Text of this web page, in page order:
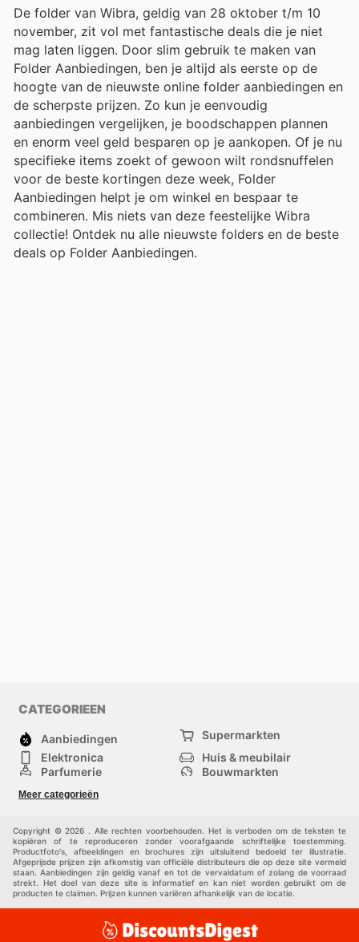
De folder van Wibra, geldig van 28 oktober t/m 10
november, zit vol met fantastische deals die je niet
mag laten liggen. Door slim gebruik te maken van
Folder Aanbiedingen, ben je altijd als eerste op de
hoogte van de nieuwste online folder aanbiedingen en
de scherpste prijzen. Zo kun je eenvoudig
aanbiedingen vergelijken, je boodschappen plannen
en enorm veel geld besparen op je aankopen. Of je nu
specifieke items zoekt of gewoon wilt rondsnuffelen
voor de beste kortingen deze week, Folder
Aanbiedingen helpt je om winkel en bespaar te
combineren. Mis niets van deze feestelijke Wibra
collectie! Ontdek nu alle nieuwste folders en de beste
deals op Folder Aanbiedingen.
CATEGORIEEN
Aanbiedingen
Supermarkten
Elektronica
Huis & meubilair
Parfumerie
Bouwmarkten
Kinderen
Meer categorieën
Copyright © 2026 . Alle rechten voorbehouden. Het is verboden om de teksten te
kopiëren of te reproduceren zonder voorafgaande schriftelijke toestemming.
Productfoto's, afbeeldingen en brochures zijn uitsluitend bedoeld ter illustratie.
Afgeprijsde prijzen zijn afkomstig van officiële distributeurs die op deze site vermeld
staan. Aanbiedingen zijn geldig vanaf en tot de vervaldatum of zolang de voorraad
strekt. Het doel van deze site is informatief en kan niet worden gebruikt om de
producten te claimen. Prijzen kunnen variëren afhankelijk van de locatie.